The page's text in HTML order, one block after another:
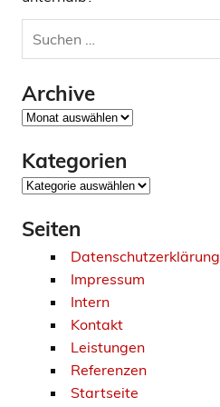
Archive
Archive
Kategorien
Kategorien
Seiten
Datenschutzerklärung
Impressum
Intern
Kontakt
Leistungen
Referenzen
Startseite